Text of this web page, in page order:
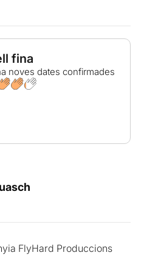
fina
noves dates confirmades
FlyHard Produccions